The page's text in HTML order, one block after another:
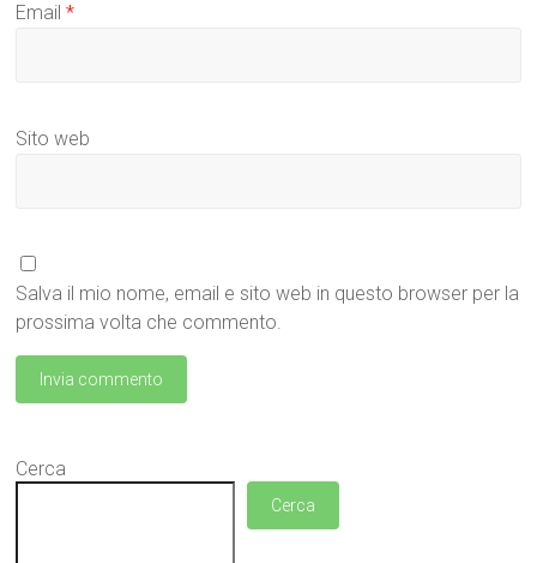
Email*
Sito web
Salva il mio nome, email e sito web in questo browser per la
prossima volta che commento.
Cerca
Cerca